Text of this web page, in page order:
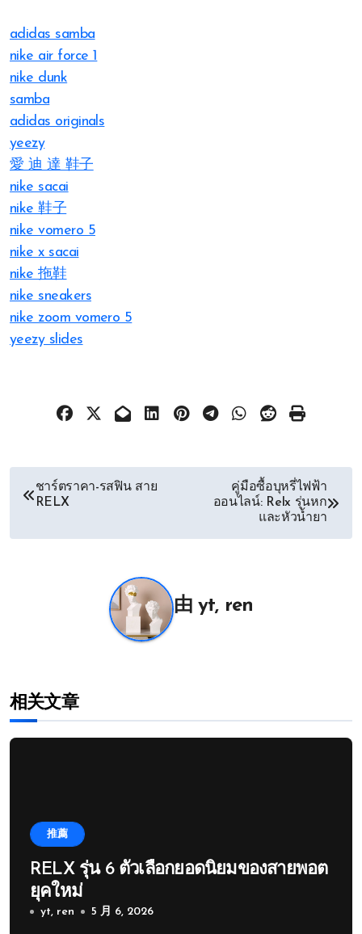
adidas samba
nike air force 1
nike dunk
samba
adidas originals
yeezy
愛 迪 達 鞋子
nike sacai
nike 鞋子
nike vomero 5
nike x sacai
nike 拖鞋
nike sneakers
nike zoom vomero 5
yeezy slides
文ชาร์ตราคา-รสฟิน สาย
RELX
คู่มือซื้อบุหรี่ไฟฟ้า
ออนไลน์: Relx รุ่นหก
และหัวน้ำยา
由yt, ren
相关文章
推薦
RELX รุ่น 6 ตัวเลือกยอดนิยมของสายพอต
ยุคใหม่
yt, ren 5 月 6, 2026